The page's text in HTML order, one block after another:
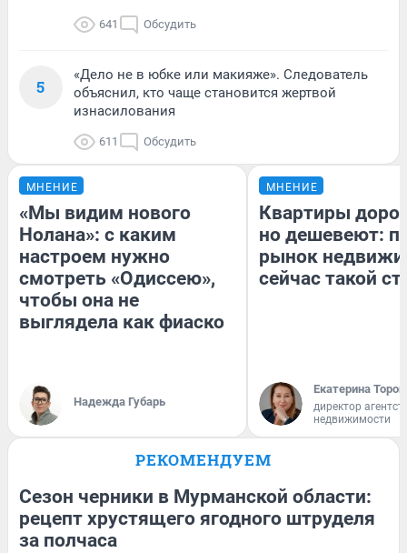
641 Обсудить
5
«Дело не в юбке или макияже». Следователь
объяснил, кто чаще становится жертвой
изнасилования
611 Обсудить
МНЕНИЕ
«Мы видим нового
Нолана»: с каким
настроем нужно
смотреть «Одиссею»,
чтобы она не
выглядела как фиаско
Надежда Губарь
МНЕНИЕ
Квартиры
но дешевеют:
рынок
сейчас такой
Екатерина
директор
недвижимости
РЕКОМЕНДУЕМ
Сезон черники в Мурманской области:
рецепт хрустящего ягодного штруделя
за полчаса